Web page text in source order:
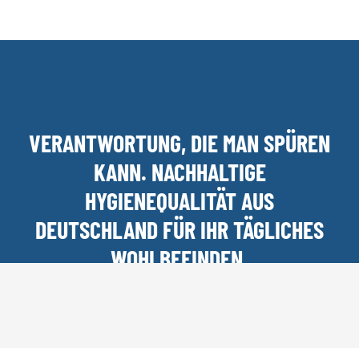
VERANTWORTUNG, DIE MAN SPÜREN
KANN. NACHHALTIGE
HYGIENEQUALITÄT AUS
DEUTSCHLAND FÜR IHR TÄGLICHES
WOHLBEFINDEN.